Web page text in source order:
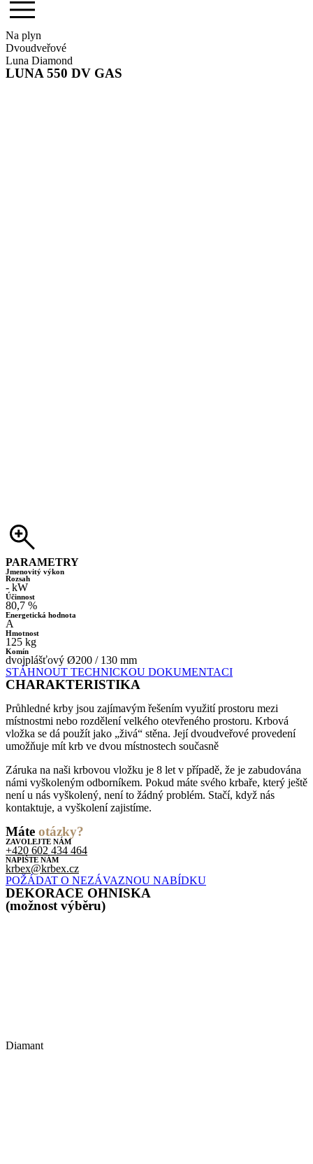
Na plyn
Dvoudveřové
Luna Diamond
LUNA 550 DV GAS
PARAMETRY
Jmenovitý výkon
Rozsah
- kW
Účinnost
80,7 %
Energetická hodnota
A
Hmotnost
125 kg
Komín
dvojplášťový Ø200 / 130 mm
STÁHNOUT TECHNICKOU DOKUMENTACI
CHARAKTERISTIKA
Průhledné krby jsou zajímavým řešením využití prostoru mezi
místnostmi nebo rozdělení velkého otevřeného prostoru. Krbová
vložka se dá použít jako „živá“ stěna. Její dvoudveřové provedení
umožňuje mít krb ve dvou místnostech současně
Záruka na naši krbovou vložku je 8 let v případě, že je zabudována
námi vyškoleným odborníkem. Pokud máte svého krbaře, který ještě
není u nás vyškolený, není to žádný problém. Stačí, když nás
kontaktuje, a vyškolení zajistíme.
Máte otázky?
ZAVOLEJTE NÁM
+420 602 434 464
NAPÍŠTE NÁM
krbex@krbex.cz
POŽÁDAT O NEZÁVAZNOU NABÍDKU
DEKORACE OHNISKA
(možnost výběru)
Diamant